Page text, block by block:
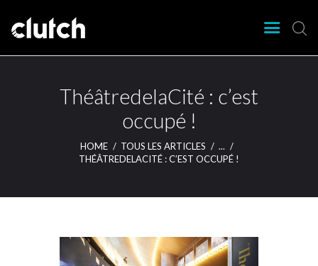
ThéâtredelaCité : c’est
occupé !
HOME TOUS LES ARTICLES
...
THÉÂTREDELACITÉ : C’EST OCCUPÉ !
Clutch Webzine
Agenda
Nos éditions
Articles